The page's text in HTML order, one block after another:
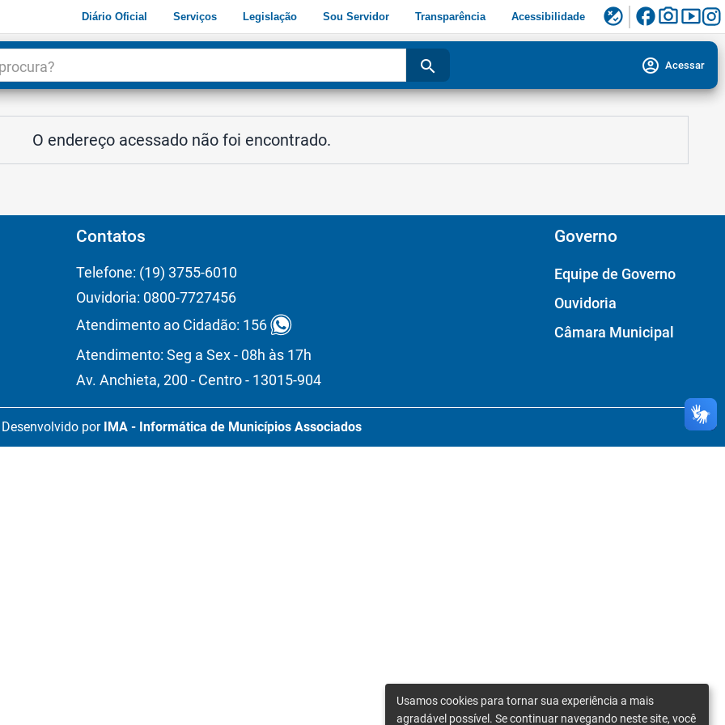
Diário Oficial Serviços Legislação Sou Servidor Transparência Acessibilidade flaky facebookphoto_camerasmart_display
search account_circle Acessar
O endereço acessado não foi encontrado.
Contatos
Telefone: (19) 3755-6010
Ouvidoria: 0800-7727456
Atendimento ao Cidadão: 156
Atendimento: Seg a Sex - 08h às 17h
Av. Anchieta, 200 - Centro - 13015-904
Governo
Equipe de Governo
Ouvidoria
Câmara Municipal
Desenvolvido por IMA - Informática de Municípios Associados
Usamos cookies para tornar sua experiência a mais
agradável possível. Se continuar navegando neste site, você